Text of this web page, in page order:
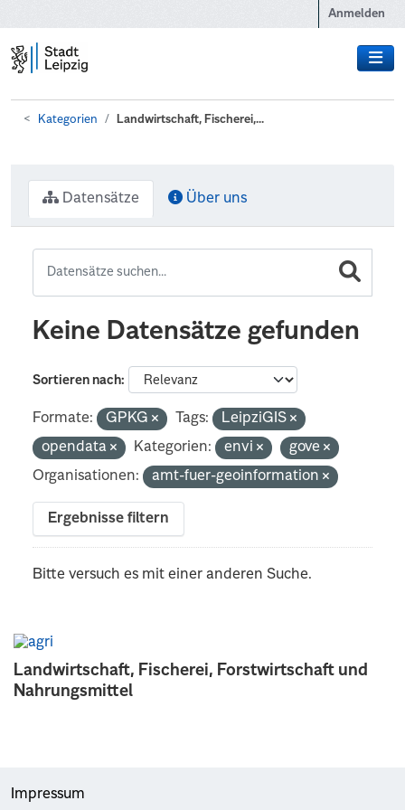
Anmelden
Kategorien Landwirtschaft, Fischerei,...
Landwirtschaft, Fischerei, Forstwirtschaft und
Nahrungsmittel
Datensätze Über uns
Keine Datensätze gefunden
Sortieren nach
Formate: GPKG Tags:
LeipziGIS
opendata
Kategorien: envi
gove
Organisationen:
amt-fuer-geoinformation
Ergebnisse filtern
Bitte versuch es mit einer anderen Suche.
Impressum